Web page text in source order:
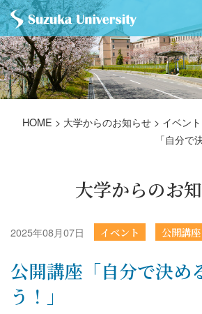
HOME > 大学からのお知らせ > イベント
「自分で
大学からのお
2025年08月07日 イベント 公開講座
公開講座「自分で決め
う！」